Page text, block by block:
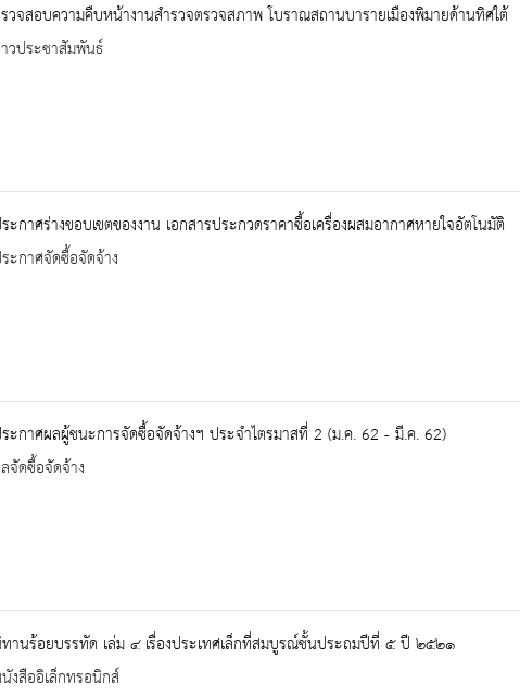
วจสอบความคืบหน้างานสำรวจตรวจสภาพ โบราณสถานบารายเมืองพิมายด้านทิศใต้
วประชาสัมพันธ์
ะกาศร่างขอบเขตของงาน เอกสารประกวดราคาซื้อเครื่องผสมอากาศหายใจอัตโนมัติ
ะกาศจัดซื้อจัดจ้าง
ะกาศผลผู้ชนะการจัดซื้อจัดจ้างฯ ประจำไตรมาสที่ 2 (ม.ค. 62 - มี.ค. 62)
จัดซื้อจัดจ้าง
านร้อยบรรทัด เล่ม ๔ เรื่องประเทศเล็กที่สมบูรณ์ชั้นประถมปีที่ ๕ ปี ๒๕๒๑
งสืออิเล็กทรอนิกส์